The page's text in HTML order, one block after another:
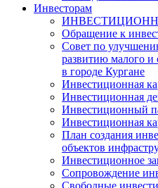
Инвесторам
Обращение к
Совет по
развитию малого и
в городе Кургане
Инвестиционная
Инвестиционная
Инвестиционный
Инвестиционная
План создания
объектов
Инвестиционное
Сопровождение
Свободные